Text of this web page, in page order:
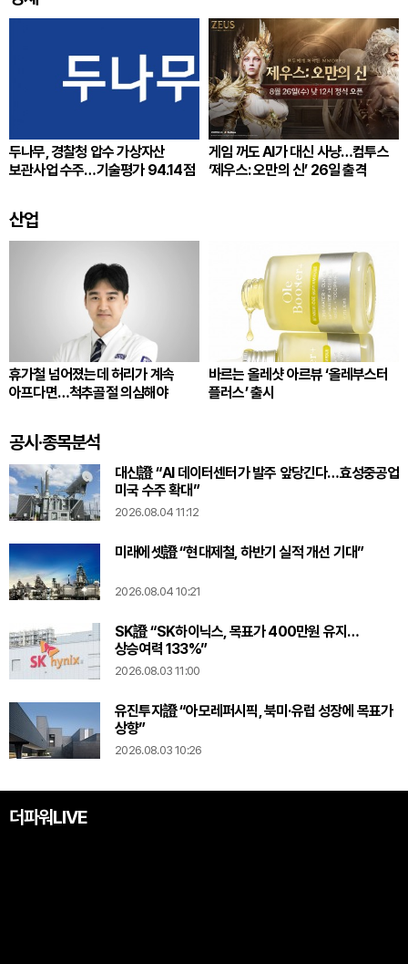
두나무, 경찰청 압수 가상자산
보관사업 수주…기술평가 94.14점
게임 꺼도 AI가 대신 사냥…컴투스
‘제우스: 오만의 신’ 26일 출격
산업
휴가철 넘어졌는데 허리가 계속
아프다면…척추골절 의심해야
바르는 올레샷 아르뷰 ‘올레부스터
플러스’ 출시
공시·종목분석
대신證 “AI 데이터센터가 발주 앞당긴다…효성중공업
미국 수주 확대”
2026.08.04 11:12
미래에셋證 “현대제철, 하반기 실적 개선 기대”
2026.08.04 10:21
SK證 “SK하이닉스, 목표가 400만원 유지…
상승여력 133%”
2026.08.03 11:00
유진투자證 “아모레퍼시픽, 북미·유럽 성장에 목표가
상향”
2026.08.03 10:26
더파워LIVE